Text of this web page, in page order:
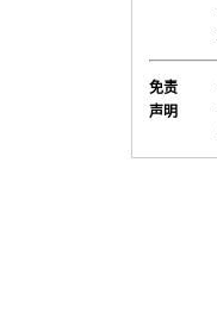
免责
声明